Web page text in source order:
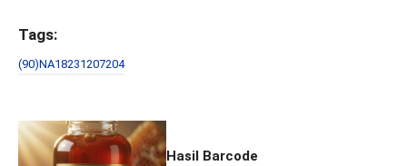
ce
b
o
k
er
Tags:
(90)NA18231207204
Hasil Barcode